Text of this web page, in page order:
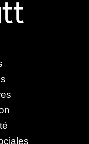
sociales